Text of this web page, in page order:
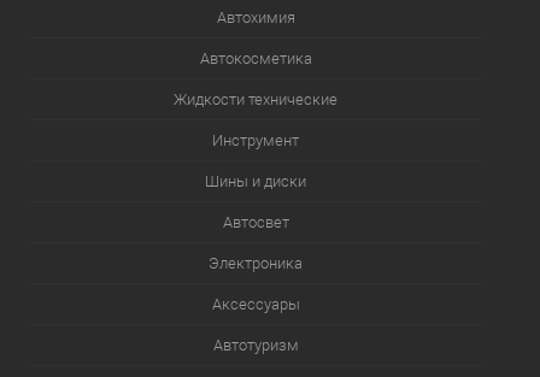
Автохимия
Автокосметика
Жидкости технические
Инструмент
Шины и диски
Автосвет
Электроника
Аксессуары
Автотуризм